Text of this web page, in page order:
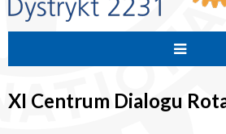
treści
XI Centrum Dialogu